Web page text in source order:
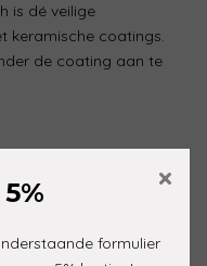
is dé veilige
keramische coatings.
de coating aan te
formulier
×